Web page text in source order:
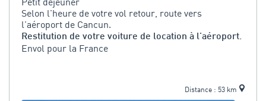
Selon l'heure de votre vol retour, route vers
l'aéroport de Cancun.
Restitution de votre voiture de location à l'aéroport.
Envol pour la France
Distance : 53 km